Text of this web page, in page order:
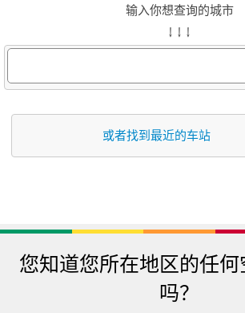
输入你想查询的城市
↓ ↓ ↓
或者找到最近的车站
您知道您所在地区的任
吗？